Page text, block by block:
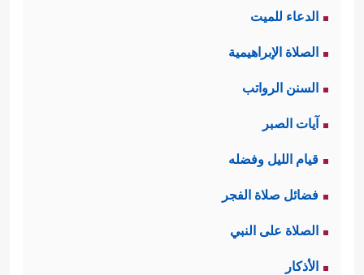
الدعاء للميت
الصلاة الإبراهيمية
السنن الرواتب
آيات الصبر
قيام الليل وفضله
فضائل صلاة الفجر
الصلاة على النبي
الأذكار